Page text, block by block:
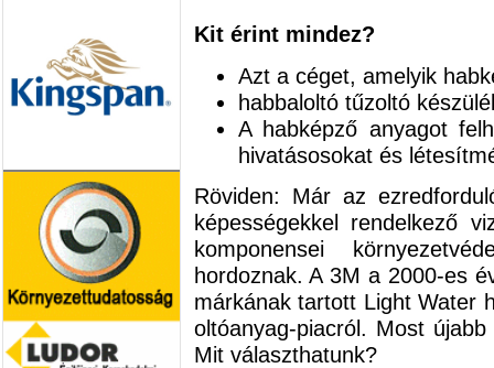
Kit érint mindez?
Azt a céget, amelyik
habbaloltó tűzoltó
A habképző anyagot
hivatásosokat és
Röviden: Már az
képességekkel rendelkező
komponensei
hordoznak. A 3M a 2000-es
márkának tartott Light Water
oltóanyag-piacról. Most
Mit választhatunk?